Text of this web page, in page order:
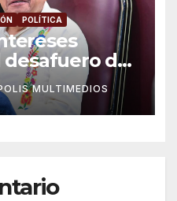
POLÍTICA
desafuero de
MULTIMEDIOS